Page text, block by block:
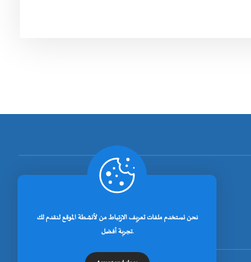
[rano_page_total]
نحن نستخدم ملفات تعريف الارتباط من لأنشطة الموقع لنقدم لك
تجربة أفضل.